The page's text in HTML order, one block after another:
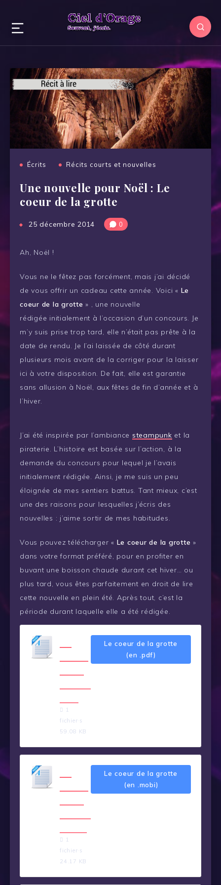
Écrits Récits courts et nouvelles
Une nouvelle pour Noël : Le
coeur de la grotte
25 décembre 2014 0
Ah, Noël !
Vous ne le fêtez pas forcément, mais j’ai décidé
de vous offrir un cadeau cette année. Voici « Le
coeur de la grotte » , une nouvelle
rédigée initialement à l’occasion d’un concours. Je
m’y suis prise trop tard, elle n’était pas prête à la
date de rendu. Je l’ai laissée de côté durant
plusieurs mois avant de la corriger pour la laisser
ici à votre disposition. De fait, elle est garantie
sans allusion à Noël, aux fêtes de fin d’année et à
l’hiver.
J’ai été inspirée par l’ambiance steampunk et la
piraterie. L’histoire est basée sur l’action, à la
demande du concours pour lequel je l’avais
initialement rédigée. Ainsi, je me suis un peu
éloignée de mes sentiers battus. Tant mieux, c’est
une des raisons pour lesquelles j’écris des
nouvelles : j’aime sortir de mes habitudes.
Vous pouvez télécharger « Le coeur de la grotte »
dans votre format préféré, pour en profiter en
buvant une boisson chaude durant cet hiver… ou
plus tard, vous êtes parfaitement en droit de lire
cette nouvelle en plein été. Après tout, c’est la
période durant laquelle elle a été rédigée.
1
fichier·s
59.08 KB
Le coeur de la grotte
(en .pdf)
1
fichier·s
24.17 KB
Le coeur de la grotte
(en .mobi)